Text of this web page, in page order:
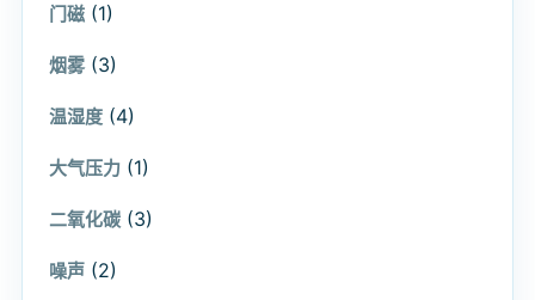
门磁 (1)
烟雾 (3)
温湿度 (4)
大气压力 (1)
二氧化碳 (3)
噪声 (2)